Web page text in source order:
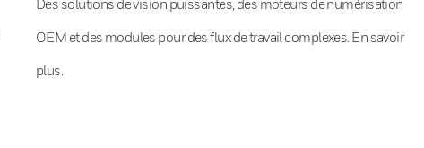
Des solutions de vision puissantes, des moteurs de numérisation
OEM et des modules pour des flux de travail complexes. En savoir
plus.